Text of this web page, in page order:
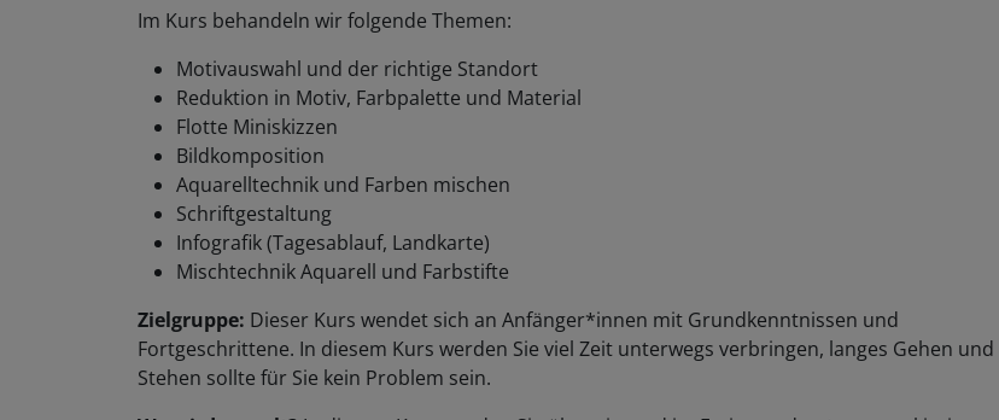
Im Kurs behandeln wir folgende Themen:
Motivauswahl und der richtige Standort
Reduktion in Motiv, Farbpalette und Material
Flotte Miniskizzen
Bildkomposition
Aquarelltechnik und Farben mischen
Schriftgestaltung
Infografik (Tagesablauf, Landkarte)
Mischtechnik Aquarell und Farbstifte
Zielgruppe: Dieser Kurs wendet sich an Anfänger*innen mit Grundkenntnissen und
Fortgeschrittene. In diesem Kurs werden Sie viel Zeit unterwegs verbringen, langes Gehen und
Stehen sollte für Sie kein Problem sein.